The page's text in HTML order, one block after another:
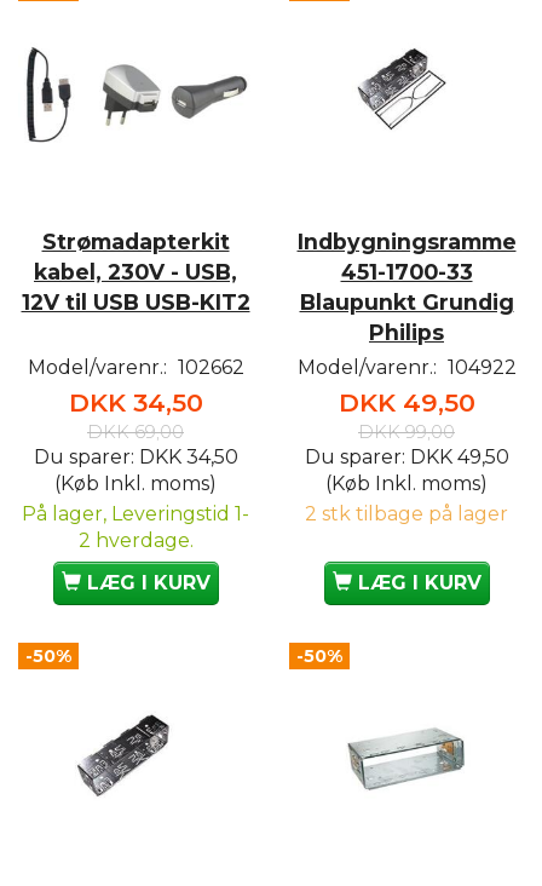
Strømadapterkit
kabel, 230V - USB,
12V til USB USB-KIT2
Model/varenr.: 102662
DKK 34,50
DKK 69,00
Du sparer: DKK 34,50
(Køb Inkl. moms)
På lager, Leveringstid 1-
2 hverdage.
LÆG I KURV
Indbygningsramme
451-1700-33
Blaupunkt Grundig
Philips
Model/varenr.: 104922
DKK 49,50
DKK 99,00
Du sparer: DKK 49,50
(Køb Inkl. moms)
2 stk tilbage på lager
LÆG I KURV
-50% -50%